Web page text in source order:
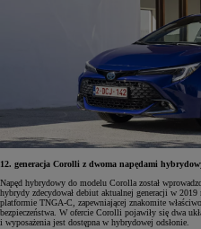
12. generacja Corolli z dwoma napędami
Napęd hybrydowy do modelu Corolla został
hybrydy zdecydował debiut aktualnej generacji w
platformie TNGA-C, zapewniającej znakomite
bezpieczeństwa. W ofercie Corolli pojawiły się dwa
i wyposażenia jest dostępna w hybrydowej odsłonie.